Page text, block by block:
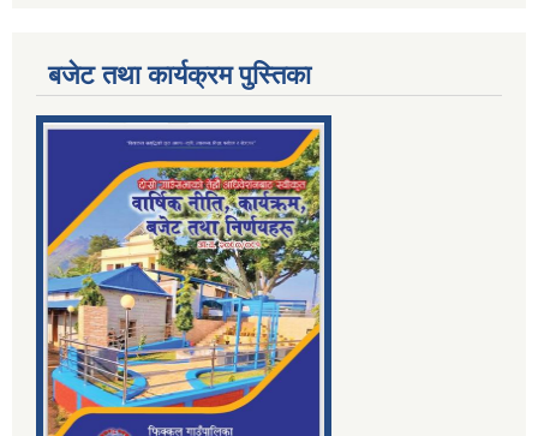
बजेट तथा कार्यक्रम पुस्तिका